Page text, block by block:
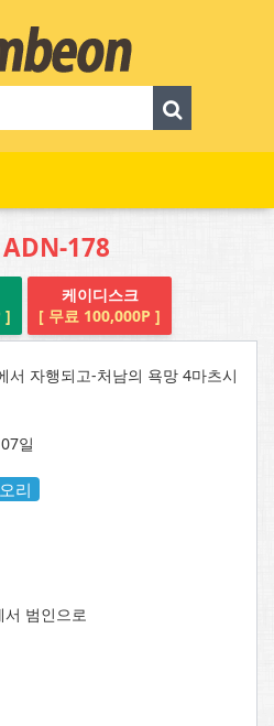
ADN-178
]
케이디스크
[ 무료 100,000P ]
서 자행되고-처남의 욕망 4마츠시
일
리
서 범인으로